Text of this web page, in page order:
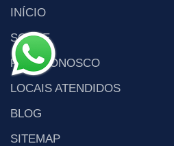
INÍCIO
SOBRE
FALE CONOSCO
LOCAIS ATENDIDOS
BLOG
SITEMAP